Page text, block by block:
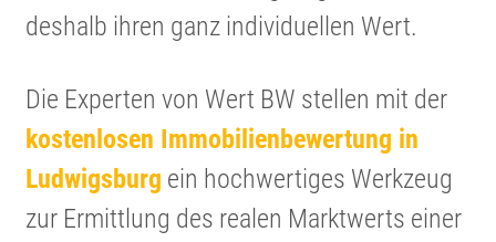
deshalb ihren ganz indivi­du­ellen Wert.
Die Experten von Wert BW stellen mit der
kosten­losen Immobi­li­en­be­wer­tung in
Ludwigsburg ein hochwer­tiges Werkzeug
zur Ermitt­lung des realen Markt­werts einer